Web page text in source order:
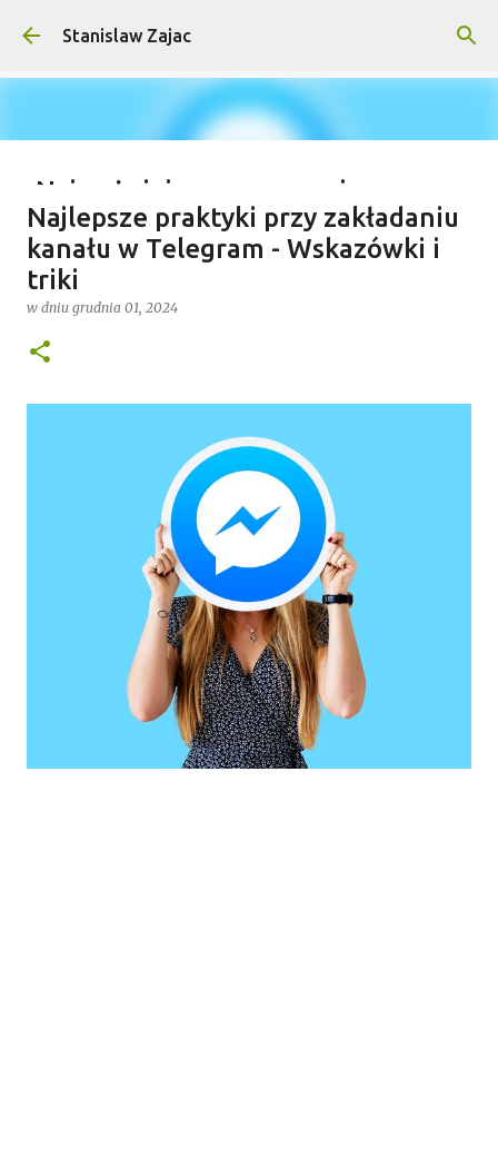
Przejdź do głównej zawartości
Stanislaw Zajac
Najważniejsze wymagania na
wyprawy outdoorowe – co musisz
wiedzieć?
w dniu
0
Najlepsze praktyki przy zakładaniu
kanału w Telegram - Wskazówki i
triki
w dniu grudnia 01, 2024